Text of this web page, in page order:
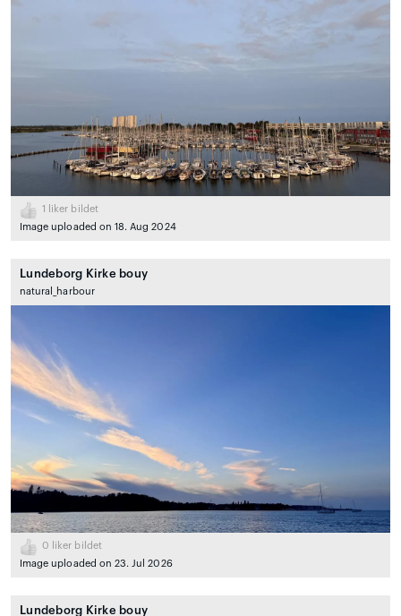
1
liker bildet
Image uploaded on 18. Aug 2024
Lundeborg Kirke bouy
natural_harbour
0 liker bildet
Image uploaded on 23. Jul 2026
Lundeborg Kirke bouy